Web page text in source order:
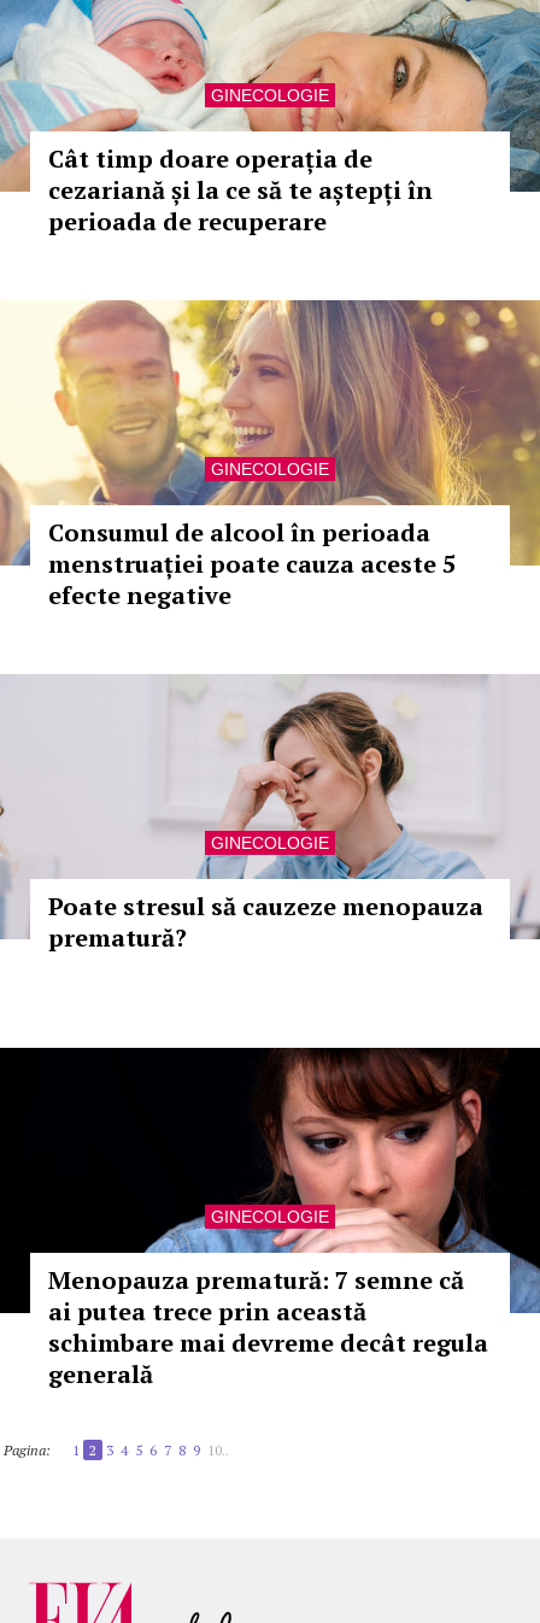
GINECOLOGIE
Cât timp doare operația de
cezariană și la ce să te aștepți în
perioada de recuperare
GINECOLOGIE
Consumul de alcool în perioada
menstruației poate cauza aceste 5
efecte negative
GINECOLOGIE
Poate stresul să cauzeze menopauza
prematură?
GINECOLOGIE
Menopauza prematură: 7 semne că
ai putea trece prin această
schimbare mai devreme decât regula
generală
Pagina: 1 2 3 4 5 6 7 8 9 10..